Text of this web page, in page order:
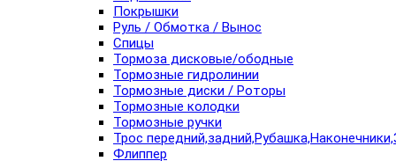
Покрышки
Руль / Обмотка / Вынос
Спицы
Тормоза дисковые/ободные
Тормозные гидролинии
Тормозные диски / Роторы
Тормозные колодки
Тормозные ручки
Трос
Флиппер